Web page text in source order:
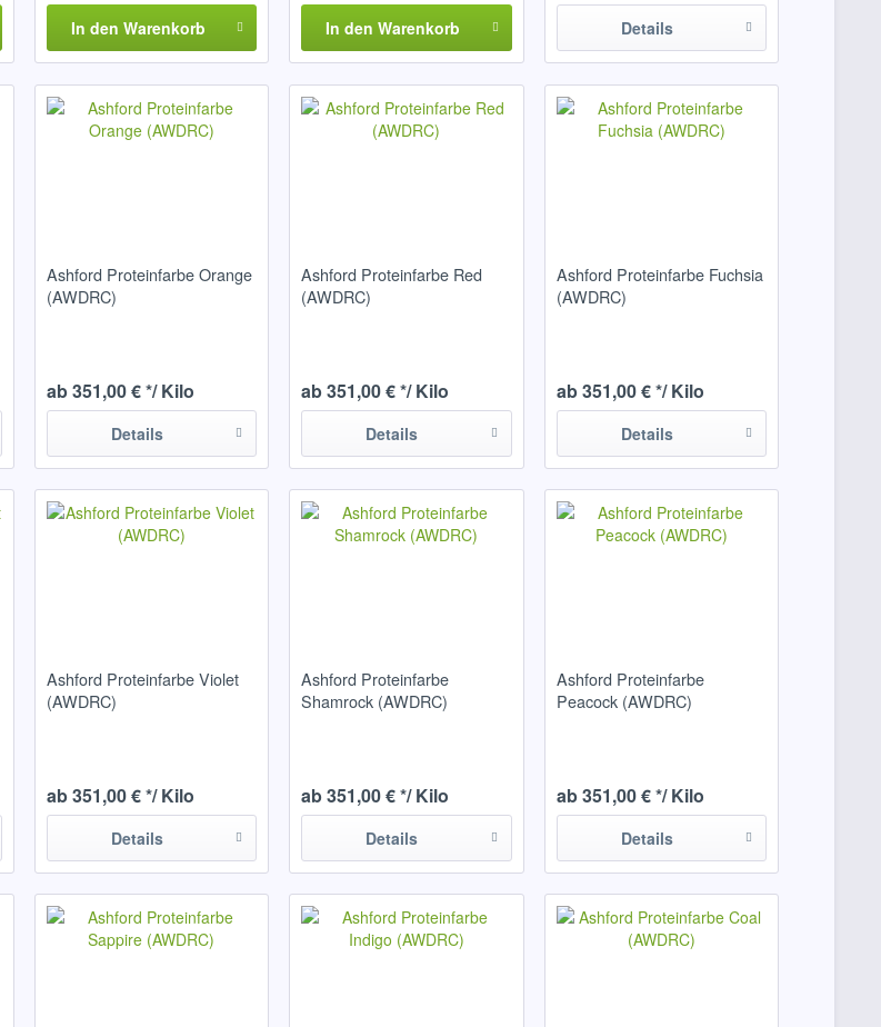
In den Warenkorb In den Warenkorb Details
Ashford Proteinfarbe Orange
(AWDRC)
ab 351,00 € */ Kilo
Details
Ashford Proteinfarbe Red
(AWDRC)
ab 351,00 € */ Kilo
Details
Ashford Proteinfarbe Fuchsia
(AWDRC)
ab 351,00 € */ Kilo
Details
Ashford Proteinfarbe Violet
(AWDRC)
ab 351,00 € */ Kilo
Details
Ashford Proteinfarbe
Shamrock (AWDRC)
ab 351,00 € */ Kilo
Details
Ashford Proteinfarbe
Peacock (AWDRC)
ab 351,00 € */ Kilo
Details